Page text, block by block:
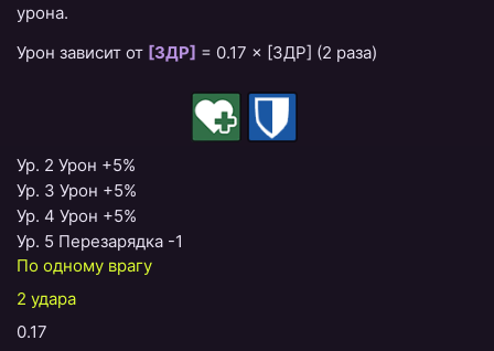
урона.
Урон зависит от [ЗДР] = 0.17 × [ЗДР] (2 раза)
Ур. 2 Урон +5%
Ур. 3 Урон +5%
Ур. 4 Урон +5%
Ур. 5 Перезарядка -1
По одному врагу
2 удара
0.17